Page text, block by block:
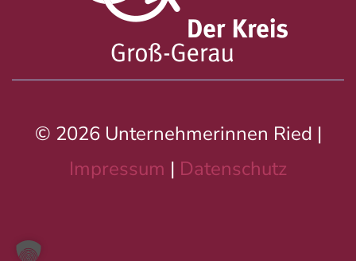
© 2026 Unternehmerinnen Ried |
Impressum | Datenschutz